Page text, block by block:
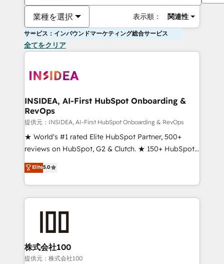
業種を選択 表示順： 関連性
サービス：インバウンドマーケティング総合サービス
全てをクリア
INSIDEA, AI-First HubSpot Onboarding &
RevOps
提供元：INSIDEA, AI-First HubSpot Onboarding & RevOps
★ World's #1 rated Elite HubSpot Partner, 500+
reviews on HubSpot, G2 & Clutch. ★ 150+ HubSpot
Certified Experts & Trainers across the team ★
1,500+ implementations across five continents ★ AI-
First, RevOps-led, Onboarding obsessed ★
Company of the Year 2024/25 INSIDEA helps
and build AI-powered workflows that drive adoption
from week one, in your time zone. What we do ➤
Onboarding: Live in weeks, with workflows built
Elite5.0
株式会社100
提供元：株式会社100